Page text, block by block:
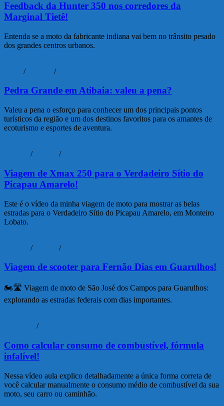
Feedback da Hunter 350 nos corredores da
Marginal Tietê!
Entenda se a moto da fabricante indiana vai bem no trânsito pesado
dos grandes centros urbanos.
/ /
Pedra Grande em Atibaia: valeu a pena?
Valeu a pena o esforço para conhecer um dos principais pontos
turísticos da região e um dos destinos favoritos para os amantes de
ecoturismo e esportes de aventura.
/ /
Viagem de Xmax 250 para o Verdadeiro Sítio do
Picapau Amarelo!
Este é o vídeo da minha viagem de moto para mostrar as belas
estradas para o Verdadeiro Sítio do Picapau Amarelo, em Monteiro
Lobato.
/ /
Viagem de scooter para Fernão Dias em Guarulhos!
🏍️🛣️ Viagem de moto de São José dos Campos para Guarulhos:
explorando as estradas federais com dias importantes.
/
Como calcular consumo de combustível, fórmula
infalível!
Nessa vídeo aula explico detalhadamente a única forma correta de
você calcular manualmente o consumo médio de combustível da sua
moto, seu carro ou caminhão.